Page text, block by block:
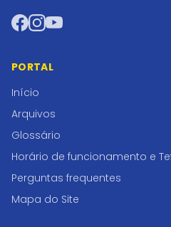
Facebook
Instagram
YouTube
PORTAL
Início
Arquivos
Glossário
Horário de funcionamento e
Perguntas frequentes
Mapa do Site